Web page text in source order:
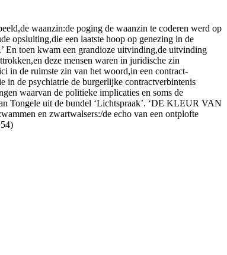
waanzin:de poging de waanzin te coderen werd op
opsluiting,die een laatste hoop op genezing in de
En toen kwam een grandioze uitvinding,de uitvinding
deze mensen waren in juridische zin
in de ruimste zin van het woord,in een contract-
in de psychiatrie de burgerlijke contractverbintenis
waarvan de politieke implicaties en soms de
Tongele uit de bundel ‘Lichtspraak’. ‘DE KLEUR VAN
en zwartwalsers:/de echo van een ontplofte